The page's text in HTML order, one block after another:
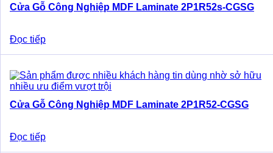
Cửa Gỗ Công Nghiệp MDF Laminate 2P1R52s-CGSG
Đọc tiếp
Cửa Gỗ Công Nghiệp MDF Laminate 2P1R52-CGSG
Đọc tiếp